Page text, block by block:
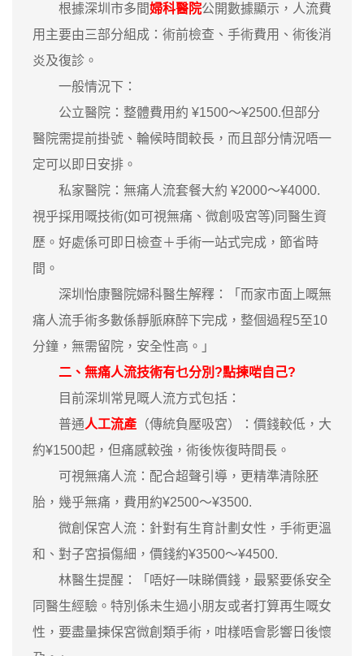
根據深圳市多間婦科醫院公開數據顯示，人流費
用主要由三部分組成：術前檢查、手術費用、術後消
炎及復診。
一般情況下：
公立醫院：整體費用約 ¥1500～¥2500.但部分
醫院需提前掛號、輪候時間較長，而且部分情況唔一
定可以即日安排。
私家醫院：無痛人流套餐大約 ¥2000～¥4000.
視乎採用嘅技術(如可視無痛、微創吸宮等)同醫生資
歷。好處係可即日檢查＋手術一站式完成，節省時
間。
深圳怡康醫院婦科醫生解釋：「而家市面上嘅無
痛人流手術多數係靜脈麻醉下完成，整個過程5至10
分鐘，無需留院，安全性高。」
二、無痛人流技術有乜分別?點揀啱自己?
目前深圳常見嘅人流方式包括：
普通人工流產 （傳統負壓吸宮）：價錢較低，大
約¥1500起，但痛感較強，術後恢復時間長。
可視無痛人流：配合超聲引導，更精準清除胚
胎，幾乎無痛，費用約¥2500～¥3500.
微創保宮人流：針對有生育計劃女性，手術更溫
和、對子宮損傷細，價錢約¥3500～¥4500.
林醫生提醒：「唔好一味睇價錢，最緊要係安全
同醫生經驗。特別係未生過小朋友或者打算再生嘅女
性，要盡量揀保宮微創類手術，咁樣唔會影響日後懷